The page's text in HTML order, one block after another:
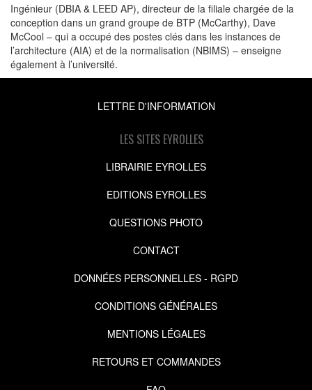
Ingénieur (DBIA & LEED AP), directeur de la filiale chargée de la
conception dans un grand groupe de BTP (McCarthy), Dave
McCool – qui a occupé des postes clés dans les instances de
l’architecture (AIA) et de la normalisation (NBIMS) – enseigne
également à l’université.
LETTRE D'INFORMATION
LES SITES EYROLLES
LIBRAIRIE EYROLLES
EDITIONS EYROLLES
QUESTIONS PHOTO
CONTACT
DONNÉES PERSONNELLES - RGPD
CONDITIONS GÉNÉRALES
MENTIONS LÉGALES
RETOURS ET COMMANDES